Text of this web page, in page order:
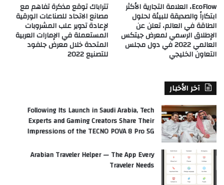
EcoFlow، العلامة التجارية الأكثر
ابتكاراً والصديقة للبيئة لحلول
الطاقة في العالم، تعلن عن
الإطلاق الرسمي لمعرض جيتكس
العالمي 2022 في دول مجلس
التعاون الخليجي
تتراباك توقع مذكرة تفاهم مع
مصانع الاتحاد للصناعات الورقية
لإعادة تدوير علب المشروبات
المستعملة في الإمارات العربية
المتحدة خلال معرض جلفود
للتصنيع 2022
آخر الأخبار
Following Its Launch in Saudi Arabia, Tech
Experts and Gaming Creators Share Their
Impressions of the TECNO POVA 8 Pro 5G
Arabian Traveler Helper — The App Every
Traveler Needs